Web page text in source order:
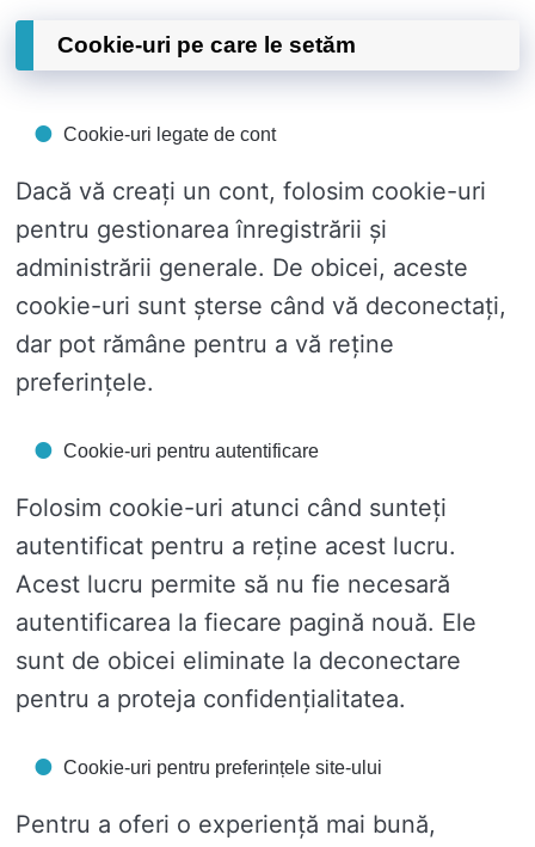
Cookie-uri pe care le setăm
Cookie-uri legate de cont
Dacă vă creați un cont, folosim cookie-uri
pentru gestionarea înregistrării și
administrării generale. De obicei, aceste
cookie-uri sunt șterse când vă deconectați,
dar pot rămâne pentru a vă reține
preferințele.
Cookie-uri pentru autentificare
Folosim cookie-uri atunci când sunteți
autentificat pentru a reține acest lucru.
Acest lucru permite să nu fie necesară
autentificarea la fiecare pagină nouă. Ele
sunt de obicei eliminate la deconectare
pentru a proteja confidențialitatea.
Cookie-uri pentru preferințele site-ului
Pentru a oferi o experiență mai bună,